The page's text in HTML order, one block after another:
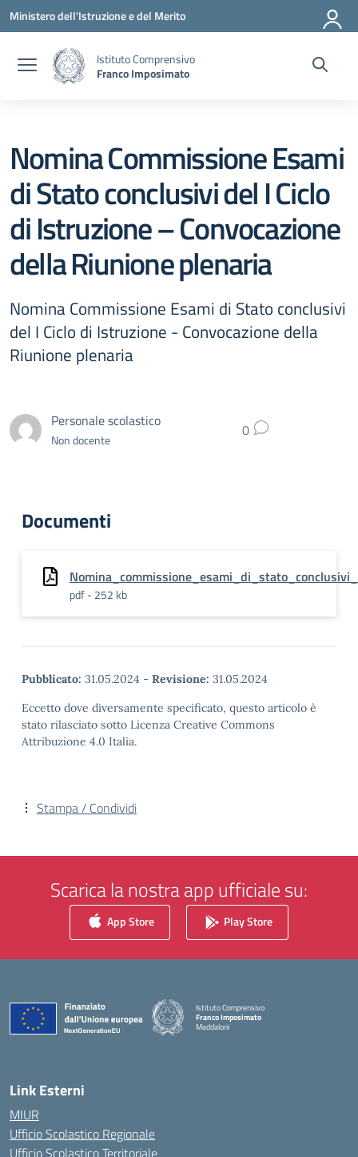
Vai ai contenuti
Vai al menu di navigazione
Vai al footer
Ministero dell'Istruzione e del Merito
Istituto Comprensivo
Franco Imposimato
Nomina Commissione Esami
di Stato conclusivi del I Ciclo
di Istruzione – Convocazione
della Riunione plenaria
Nomina Commissione Esami di Stato conclusivi
del I Ciclo di Istruzione - Convocazione della
Riunione plenaria
Personale scolastico
Non docente 0
Documenti
pdf - 252 kb
Pubblicato: 31.05.2024 - Revisione: 31.05.2024
Eccetto dove diversamente specificato, questo articolo è
stato rilasciato sotto Licenza Creative Commons
Attribuzione 4.0 Italia.
Stampa / Condividi
Scarica la nostra app ufficiale su:
App Store Play Store
Istituto Comprensivo
Franco Imposimato
Maddaloni
Link Esterni
MIUR
Ufficio Scolastico Regionale
Ufficio Scolastico Territoriale